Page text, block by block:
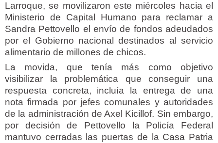
Larroque, se movilizaron este miércoles hacia el
Ministerio de Capital Humano para reclamar a
Sandra Pettovello el envío de fondos adeudados
por el Gobierno nacional destinados al servicio
alimentario de millones de chicos.
La movida, que tenía más como objetivo
visibilizar la problemática que conseguir una
respuesta concreta, incluía la entrega de una
nota firmada por jefes comunales y autoridades
de la administración de Axel Kicillof. Sin embargo,
por decisión de Pettovello la Policía Federal
mantuvo cerradas las puertas de la Casa Patria